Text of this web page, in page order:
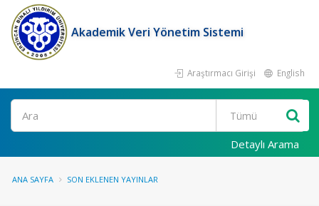
Akademik Veri Yönetim Sistemi
Araştırmacı Girişi English
Ara
Detaylı Arama
ANA SAYFA SON EKLENEN YAYINLAR